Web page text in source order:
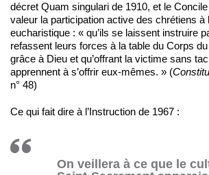
décret Quam singulari de 1910, et le
valeur la participation active des chrétiens à
eucharistique : « qu’ils se laissent instruire
refassent leurs forces à la table du Corps
grâce à Dieu et qu’offrant la victime sans
apprennent à s’offrir eux-mêmes. » (
n° 48)
Ce qui fait dire à l’Instruction de 1967 :
On veillera à ce que le